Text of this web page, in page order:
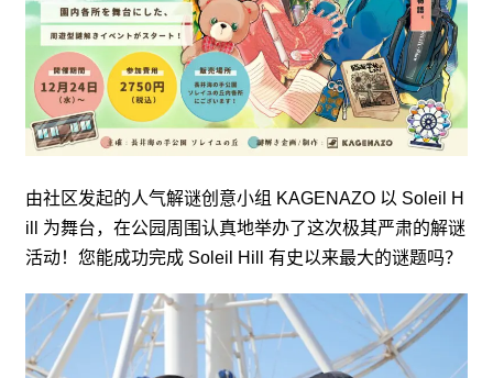
由社区发起的人气解谜创意小组 KAGENAZO 以 Soleil H
ill 为舞台，在公园周围认真地举办了这次极其严肃的解谜
活动！您能成功完成 Soleil Hill 有史以来最大的谜题吗？